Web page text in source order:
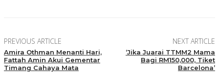
PREVIOUS ARTICLE
Amira Othman Menanti Hari,
Fattah Amin Akui Gementar
Timang Cahaya Mata
NEXT ARTICLE
‘Jika Juarai TTMM2 Mama
Bagi RM150,000, Tiket
Barcelona’